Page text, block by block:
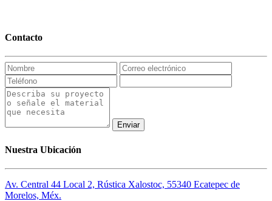
Contacto
Enviar
Nuestra Ubicación
Av. Central 44 Local 2, Rústica Xalostoc, 55340 Ecatepec de
Morelos, Méx.